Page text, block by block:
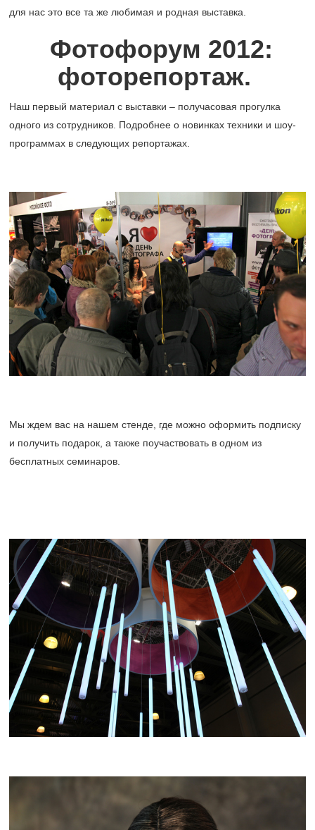
для нас это все та же любимая и родная выставка.
Фотофорум 2012:
фоторепортаж.
Наш первый материал с выставки – получасовая прогулка
одного из сотрудников. Подробнее о новинках техники и шоу-
программах в следующих репортажах.
Мы ждем вас на нашем стенде, где можно оформить подписку
и получить подарок, а также поучаствовать в одном из
бесплатных семинаров.